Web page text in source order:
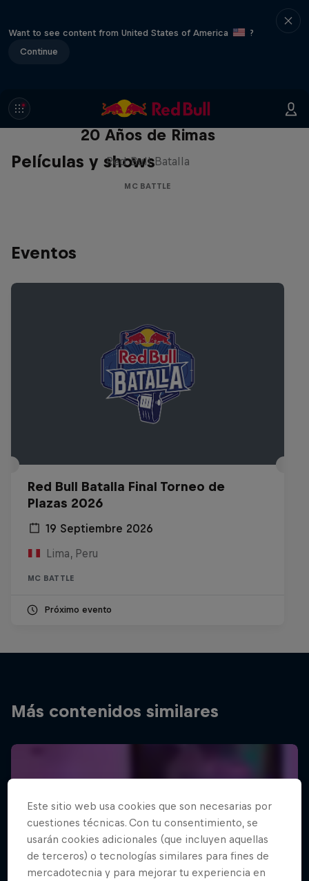
Want to see content from United States of America
?
Continue
Películas y shows
Red Bull Batalla Nueva Historia:
20 Años de Rimas
Red Bull Batalla
MC BATTLE
Eventos
Red Bull Batalla Final Torneo de
Plazas 2026
19 Septiembre 2026
Lima, Peru
MC BATTLE
Próximo evento
Más contenidos similares
Este sitio web usa cookies que son necesarias por
cuestiones técnicas. Con tu consentimiento, se
usarán cookies adicionales (que incluyen aquellas
de terceros) o tecnologías similares para fines de
mercadotecnia y para mejorar tu experiencia en